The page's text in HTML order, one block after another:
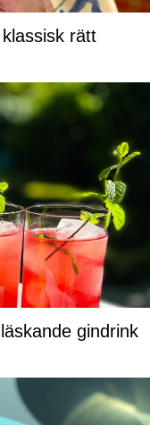
rätt
gindrink